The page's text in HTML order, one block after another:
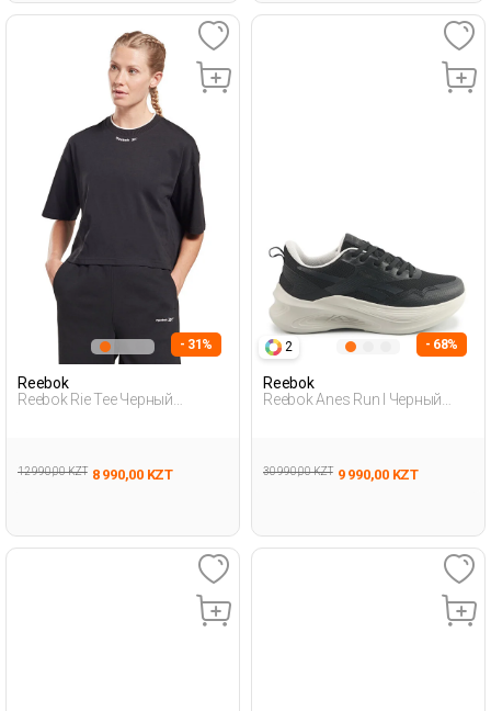
- 31%
Reebok
Reebok Rie Tee Черный
12 990,00 KZT 8 990,00 KZT
2 - 68%
Reebok
Reebok Anes Run I Черный
30 990,00 KZT 9 990,00 KZT